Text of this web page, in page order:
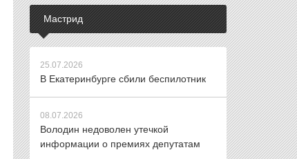
Мастрид
25.07.2026
В Екатеринбурге сбили беспилотник
08.07.2026
Володин недоволен утечкой
информации о премиях депутатам